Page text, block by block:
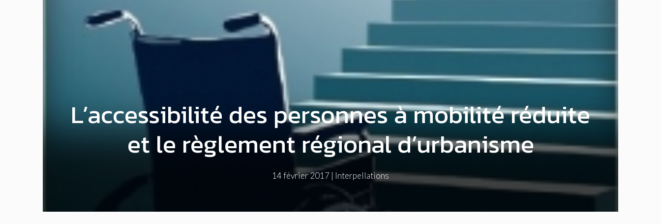
L’accessibilité des personnes à mobilité réduite
et le règlement régional d’urbanisme
14 février 2017 | Interpellations